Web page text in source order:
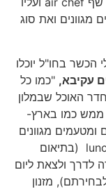
מגוונים ואת סוג
הכשר בחו"ל יוכלו
עקיבא, "כמו כל
האוכל שבמלון
ממש כמו בארץ-
ומטעמים מגוונים
כשרים. לאחר שיסיימו יוכלו לקחת lunch BOX (בתיאום
לדרך ולצאת ליום
מזנון